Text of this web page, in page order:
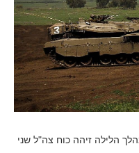
הלילה זיהה כוח צה"ל שני